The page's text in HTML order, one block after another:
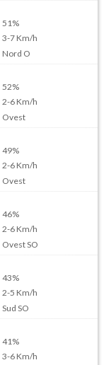
51%
3-7Km/h
Nord O
52%
2-6Km/h
Ovest
49%
2-6Km/h
Ovest
46%
2-6Km/h
Ovest SO
43%
2-5 Km/h
Sud SO
41%
3-6Km/h